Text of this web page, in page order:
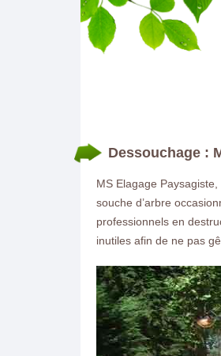
Dessouchage :
MS Elagage
souche d’arbre
professionnels en
inutiles afin de ne pas